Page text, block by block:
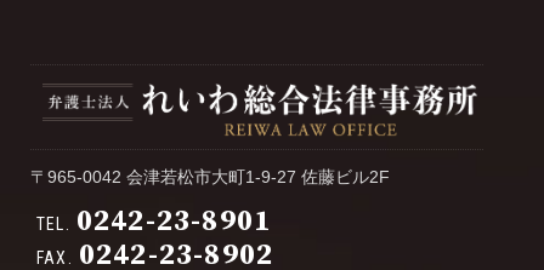
〒965-0042 会津若松市大町1-9-27 佐藤ビル2F
TEL. 0242-23-8901
FAX. 0242-23-8902